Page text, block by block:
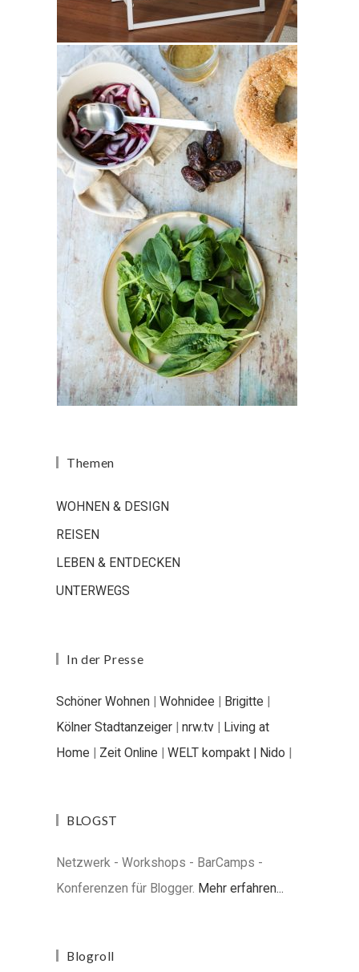
Themen
WOHNEN & DESIGN
REISEN
LEBEN & ENTDECKEN
UNTERWEGS
In der Presse
Schöner Wohnen | Wohnidee | Brigitte |
Kölner Stadtanzeiger | nrw.tv | Living at
Home | Zeit Online | WELT kompakt | Nido |
BLOGST
Netzwerk - Workshops - BarCamps -
Konferenzen für Blogger. Mehr erfahren...
Blogroll